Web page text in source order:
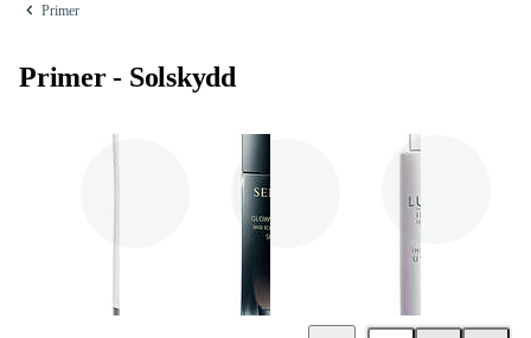
Primer
Primer - Solskydd
Lumene